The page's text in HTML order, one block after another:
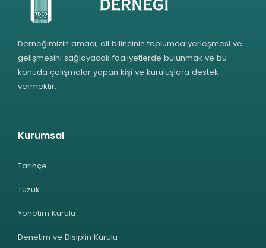
Derneğimizin amacı, dil bilincinin toplumda yerleşmesi ve
gelişmesini sağlayacak faaliyetlerde bulunmak ve bu
konuda çalışmalar yapan kişi ve kuruluşlara destek
vermektir.
Kurumsal
Tarihçe
Tüzük
Yönetim Kurulu
Denetim ve Disiplin Kurulu